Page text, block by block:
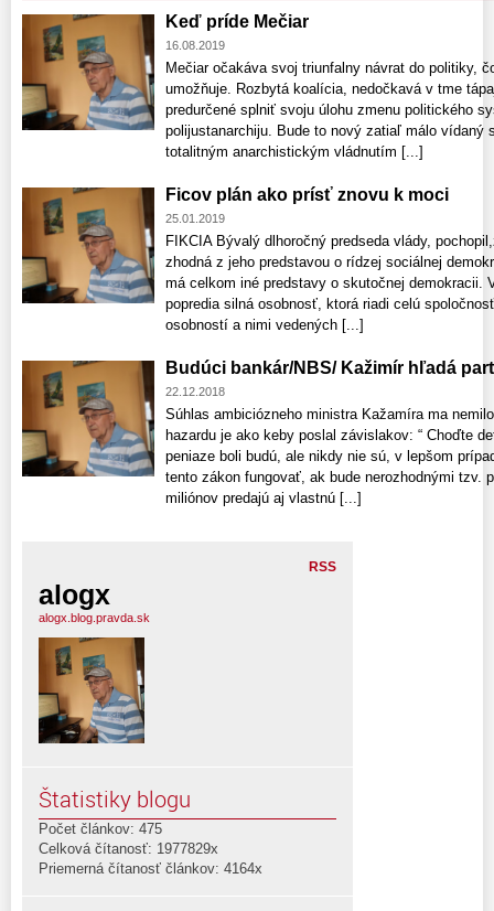
Keď príde Mečiar
16.08.2019
Mečiar očakáva svoj triunfalny návrat do politiky,
umožňuje. Rozbytá koalícia, nedočkavá v tme
predurčené splniť svoju úlohu zmenu politického
polijustanarchiju. Bude to nový zatiaľ málo vídaný
totalitným anarchistickým vládnutím [...]
Ficov plán ako prísť znovu k moci
25.01.2019
FIKCIA Bývalý dlhoročný predseda vlády,
zhodná z jeho predstavou o rídzej sociálnej
má celkom iné predstavy o skutočnej demokracii.
popredia silná osobnosť, ktorá riadi celú
osobností a nimi vedených [...]
Budúci bankár/NBS/ Kažimír hľadá
22.12.2018
Súhlas ambiciózneho ministra Kažamíra ma
hazardu je ako keby poslal závislakov: “ Choďte
peniaze boli budú, ale nikdy nie sú, v lepšom
tento zákon fungovať, ak bude nerozhodnými tzv.
miliónov predajú aj vlastnú [...]
RSS
alogx
alogx.blog.pravda.sk
Štatistiky blogu
Počet článkov: 475
Celková čítanosť: 1977829x
Priemerná čítanosť článkov: 4164x